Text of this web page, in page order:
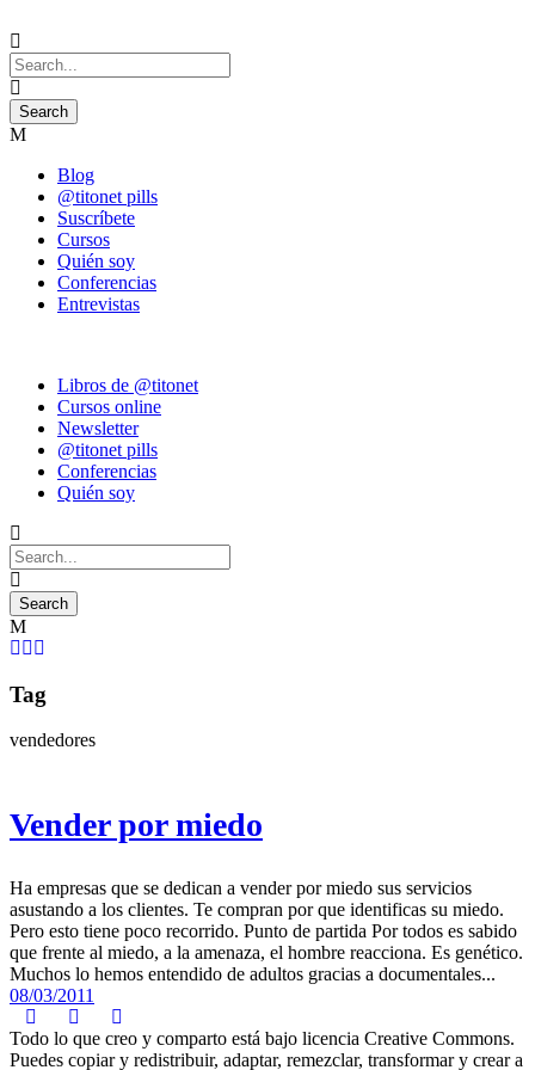
Blog
@titonet pills
Suscríbete
Cursos
Quién soy
Conferencias
Entrevistas
Libros de @titonet
Cursos online
Newsletter
@titonet pills
Conferencias
Quién soy
Tag
vendedores
Vender por miedo
Ha empresas que se dedican a vender por miedo sus servicios
asustando a los clientes. Te compran por que identificas su miedo.
Pero esto tiene poco recorrido. Punto de partida Por todos es sabido
que frente al miedo, a la amenaza, el hombre reacciona. Es genético.
Muchos lo hemos entendido de adultos gracias a documentales...
08/03/2011
Todo lo que creo y comparto está bajo licencia Creative Commons.
Puedes copiar y redistribuir, adaptar, remezclar, transformar y crear a